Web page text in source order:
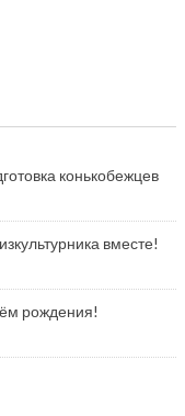
конькобежцев
вместе!
рождения!